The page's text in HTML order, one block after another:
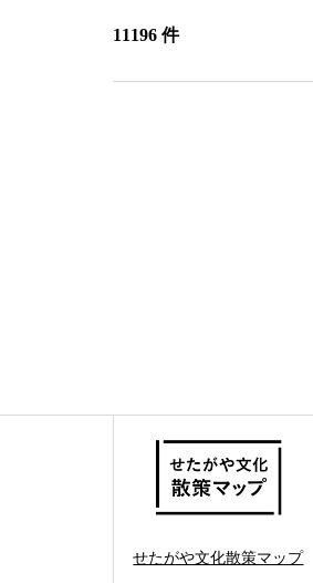
11196 件
せたがや文化散策マップ